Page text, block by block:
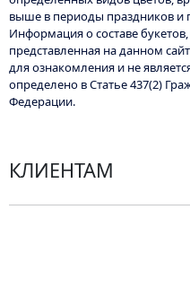
вариаций.
Опции
можно
выбрать
выше в периоды праздников и
Информация о составе
представленная на данном
для ознакомления и не
определено в Статье 437(2)
Федерации.
КЛИЕНТАМ